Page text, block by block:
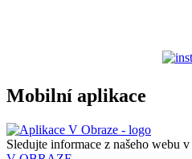
Mobilní aplikace
Sledujte informace z našeho webu v